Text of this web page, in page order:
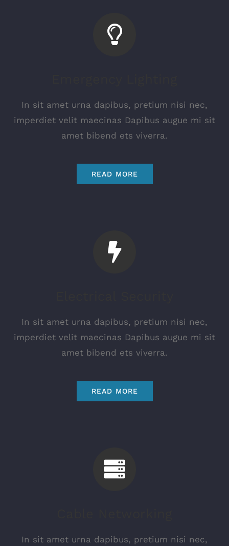
In sit amet urna dapibus, pretium nisi nec,
imperdiet velit maecinas Dapibus augue mi sit
amet bibend ets viverra.
READ MORE
In sit amet urna dapibus, pretium nisi nec,
imperdiet velit maecinas Dapibus augue mi sit
amet bibend ets viverra.
READ MORE
In sit amet urna dapibus, pretium nisi nec,